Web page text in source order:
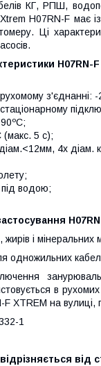
КГ, РПШ,
H07RN-F має
Ці
H07RN-
з'єднанні: -
(макс. 5 с);
4х
під водою;
жирів і мінеральних
одножильних
в
XTREM на
1
від